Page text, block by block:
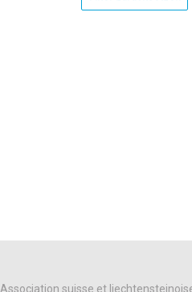
Association suisse et